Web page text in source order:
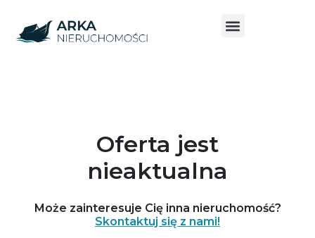
Oferta jest
nieaktualna
Może zainteresuje Cię inna nieruchomość?
Skontaktuj się z nami!